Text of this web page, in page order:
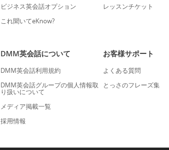
ビジネス英会話オプション
これ聞いてeKnow?
レッスンチケット
DMM英会話について
DMM英会話利用規約
DMM英会話グループの個人情報取
り扱いについて
メディア掲載一覧
採用情報
お客様サポート
よくある質問
とっさのフレーズ集